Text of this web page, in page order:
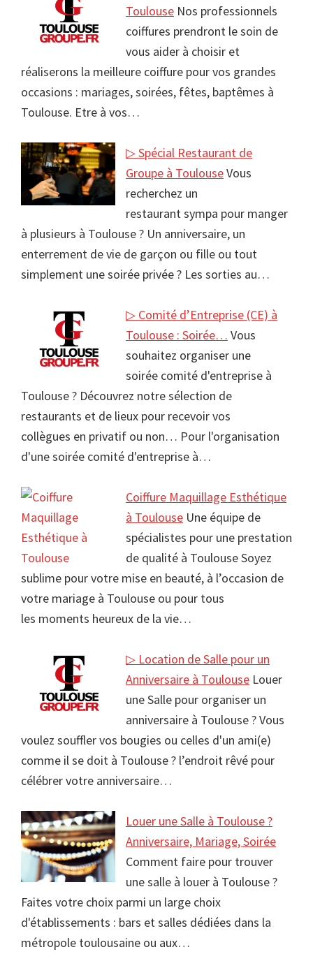
Toulouse Nos professionnels
coiffures prendront le soin de
vous aider à choisir et
réaliserons la meilleure coiffure pour vos grandes
occasions : mariages, soirées, fêtes, baptêmes à
Toulouse. Etre à vos…
▷ Spécial Restaurant de
Groupe à ToulouseVous
recherchez un
restaurant sympa pour manger
à plusieurs à Toulouse ? Un anniversaire, un
enterrement de vie de garçon ou fille ou tout
simplement une soirée privée ? Les sorties au…
▷ Comité d’Entreprise (CE) à
Toulouse : Soirée… Vous
souhaitez organiser une
soirée comité d'entreprise à
Toulouse ? Découvrez notre sélection de
restaurants et de lieux pour recevoir vos
collègues en privatif ou non… Pour l'organisation
d'une soirée comité d'entreprise à…
Coiffure Maquillage Esthétique
à Toulouse Une équipe de
spécialistes pour une prestation
de qualité à Toulouse Soyez
sublime pour votre mise en beauté, à l’occasion de
votre mariage à Toulouse ou pour tous
les moments heureux de la vie…
▷ Location de Salle pour un
Anniversaire à Toulouse Louer
une Salle pour organiser un
anniversaire à Toulouse ? Vous
voulez souffler vos bougies ou celles d'un ami(e)
comme il se doit à Toulouse ? l’endroit rêvé pour
célébrer votre anniversaire…
Louer une Salle à Toulouse ?
Anniversaire, Mariage, Soirée
Comment faire pour trouver
une salle à louer à Toulouse ?
Faites votre choix parmi un large choix
d'établissements : bars et salles dédiées dans la
métropole toulousaine ou aux…